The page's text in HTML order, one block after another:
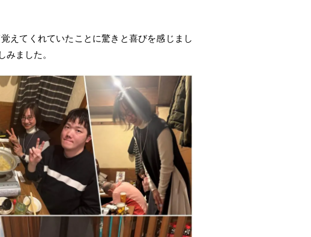
えてくれていたことに驚きと喜びを感じまし
ました。